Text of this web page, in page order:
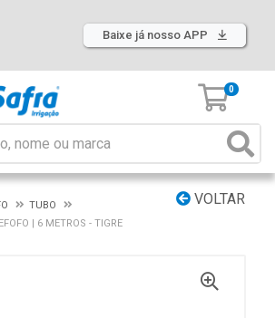
Baixe já nosso APP
0
VOLTAR
TUBO
| 6 METROS - TIGRE